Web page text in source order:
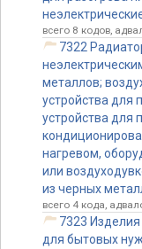
всего 8 кодов,
7322
металлов;
устройства для
устройства для
нагревом,
или
из черных
всего 4 кода,
7323
для бытовых